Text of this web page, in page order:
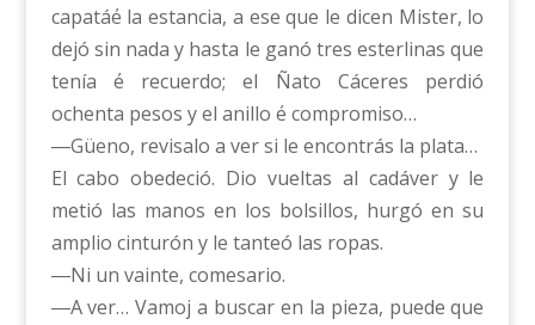
capatá΄e la estancia, a ese que le dicen Mister, lo
dejó sin nada y hasta le ganó tres esterlinas que
tenía ΄e recuerdo; el Ñato Cáceres perdió
ochenta pesos y el anillo ΄e compromiso…
―Güeno, revisalo a ver si le encontrás la plata…
El cabo obedeció. Dio vueltas al cadáver y le
metió las manos en los bolsillos, hurgó en su
amplio cinturón y le tanteó las ropas.
―Ni un vainte, comesario.
―A ver… Vamoj a buscar en la pieza, puede que